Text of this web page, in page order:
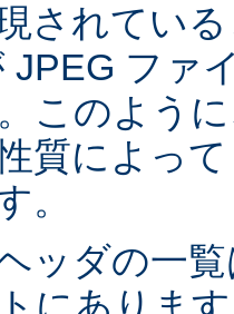
されてい
JPEG ファ
このよう
質によっ
。
ッダの一
にありま